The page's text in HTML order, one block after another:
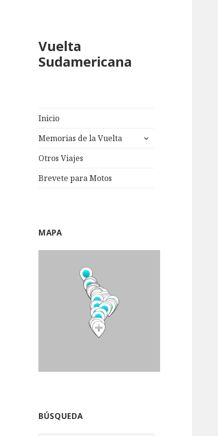
Vuelta
Sudamericana
Inicio
Memorias de la Vuelta
expand
Otros Viajes
Brevete para Motos
MAPA
BÚSQUEDA